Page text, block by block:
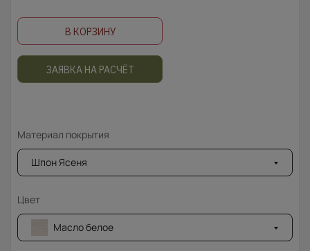
В КОРЗИНУ
ЗАЯВКА НА РАСЧЁТ
Материал покрытия
Шпон Ясеня
Цвет
Масло белое